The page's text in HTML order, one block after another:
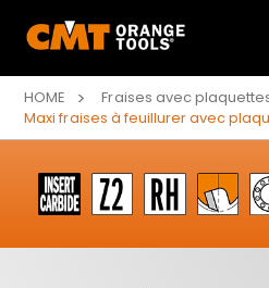
HOME
Fraises avec
Maxi fraises à feuillurer avec